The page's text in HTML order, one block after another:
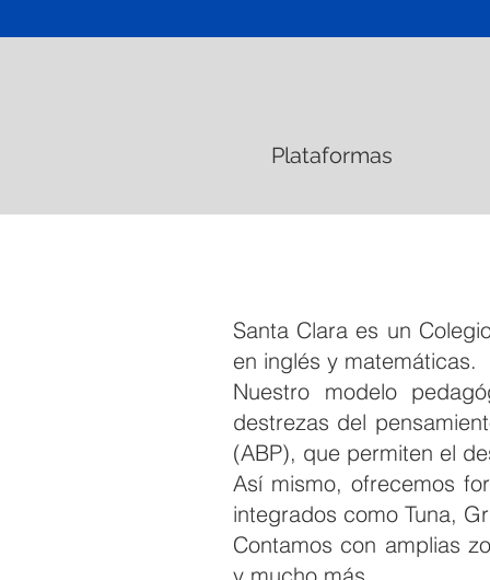
Plataformas
Santa Clara es un
en inglés y matemáticas.
Nuestro modelo
destrezas del
(ABP), que permiten el
Así mismo, ofrecemos
integrados como Tuna,
Contamos con amplias